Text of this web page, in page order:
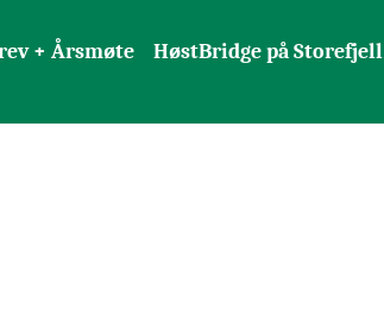
+ Årsmøte HøstBridge på Storefjell